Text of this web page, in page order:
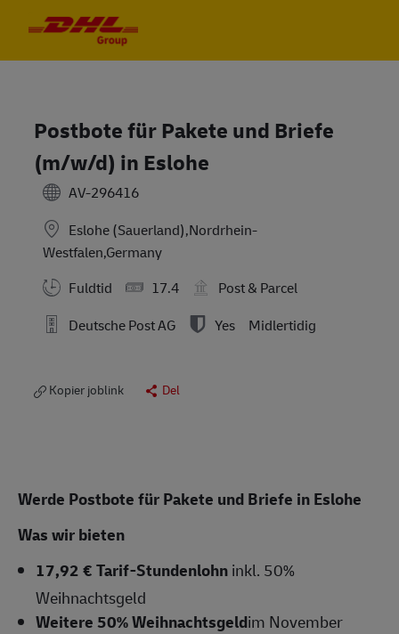
Postbote für Pakete und Briefe
(m/w/d) in Eslohe
AV-296416
Eslohe (Sauerland),Nordrhein-
Westfalen,Germany
Fuldtid
17.4
Post & Parcel
Deutsche Post AG
Yes Midlertidig
Kopier joblink Del
Werde Postbote für Pakete und Briefe in Eslohe
Was wir bieten
17,92 € Tarif-Stundenlohninkl. 50%
Weihnachtsgeld
Weitere 50% Weihnachtsgeldim November